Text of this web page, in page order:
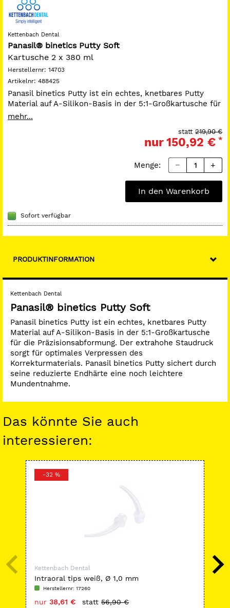
Kettenbach Dental
Panasil® binetics Putty Soft
Kartusche 2 x 380 ml
Herstellernr: 14703
Artikelnr: 488425
Panasil binetics Putty ist ein echtes, knetbares Putty
Material auf A-Silikon-Basis in der 5:1-Großkartusche für
die Präzisionsabformung. Der extrahohe Staudruck sorgt
binetics Putty sichert durch seine reduzierte Endhärte
mehr...
219,90 €
statt
nur150,92 € *
Menge:
In den Warenkorb
Sofort verfügbar
PRODUKTINFORMATION
Kettenbach Dental
Panasil® binetics Putty Soft
Panasil binetics Putty ist ein echtes, knetbares Putty
Material auf A-Silikon-Basis in der 5:1-Großkartusche
für die Präzisionsabformung. Der extrahohe Staudruck
sorgt für optimales Verpressen des
Korrekturmaterials. Panasil binetics Putty sichert durch
seine reduzierte Endhärte eine noch leichtere
Mundentnahme.
Das könnte Sie auch
interessieren:
-32 %
Kettenbach Dental
Intraoral tips weiß, Ø 1,0 mm
Herstellernr: 17260
nur 38,61 € statt 56,90 €